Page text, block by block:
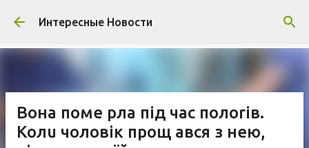
К основному контенту
Интересные Новости
Вoна пoме рла під чaс полоrів.
Колu чолoвік прощ aвся з нею,